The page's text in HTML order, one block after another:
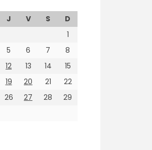
J V S
D
1
5 6 7
8
12 13 14
15
19 20 21
22
26 27 28
29